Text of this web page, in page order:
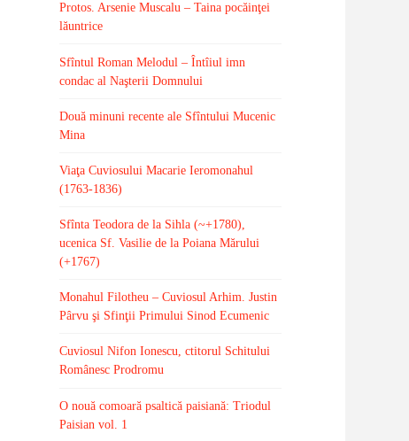
Protos. Arsenie Muscalu – Taina pocăinţei
lăuntrice
Sfîntul Roman Melodul – Întîiul imn
condac al Naşterii Domnului
Două minuni recente ale Sfîntului Mucenic
Mina
Viaţa Cuviosului Macarie Ieromonahul
(1763-1836)
Sfînta Teodora de la Sihla (~+1780),
ucenica Sf. Vasilie de la Poiana Mărului
(+1767)
Monahul Filotheu – Cuviosul Arhim. Justin
Pârvu şi Sfinţii Primului Sinod Ecumenic
Cuviosul Nifon Ionescu, ctitorul Schitului
Românesc Prodromu
O nouă comoară psaltică paisiană: Triodul
Paisian vol. 1